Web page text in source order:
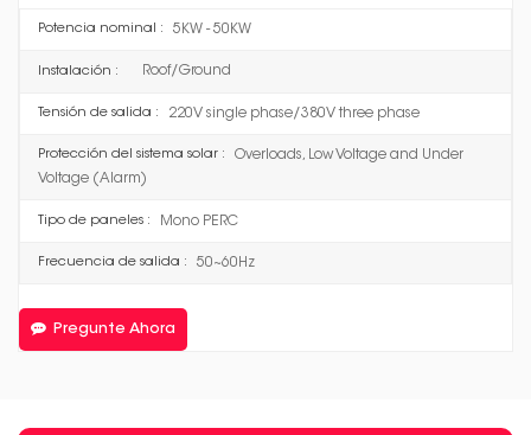
Potencia nominal : 5KW - 50KW
Instalación : Roof/Ground
Tensión de salida : 220V single phase/380V three phase
Protección del sistema solar :
Overloads, Low Voltage and Under
Voltage (Alarm)
Tipo de paneles : Mono PERC
Frecuencia de salida : 50~60Hz
Pregunte Ahora